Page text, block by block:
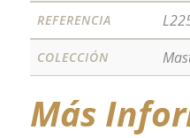
REFERENCIA
COLECCIÓN
Más